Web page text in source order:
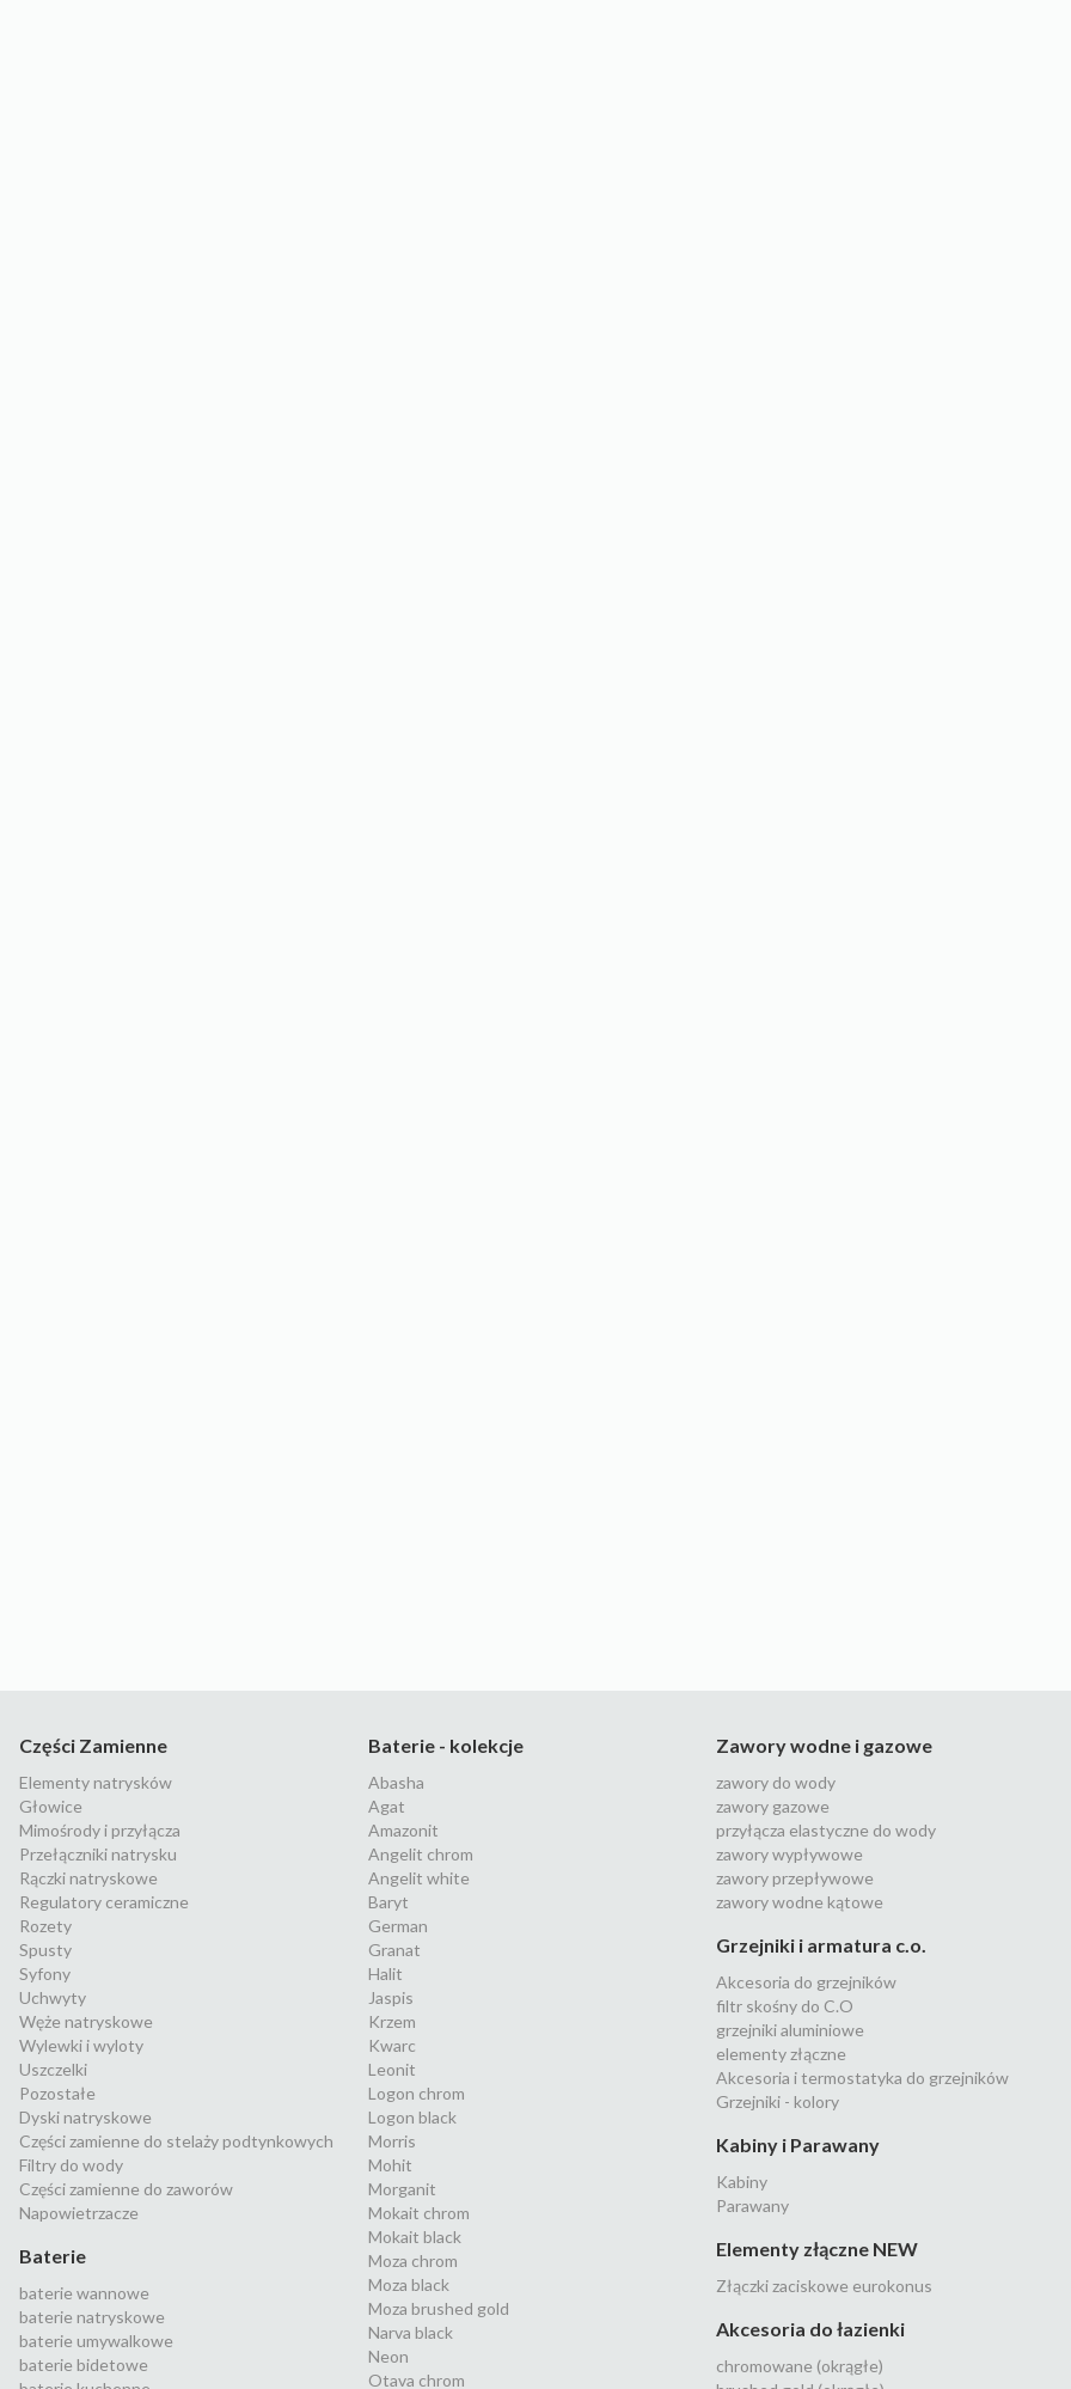
Części Zamienne
Elementy natrysków
Głowice
Mimośrody i przyłącza
Przełączniki natrysku
Rączki natryskowe
Regulatory ceramiczne
Rozety
Spusty
Syfony
Uchwyty
Węże natryskowe
Wylewki i wyloty
Uszczelki
Pozostałe
Dyski natryskowe
Części zamienne do stelaży podtynkowych
Filtry do wody
Części zamienne do zaworów
Napowietrzacze
Baterie
baterie wannowe
baterie natryskowe
baterie umywalkowe
baterie bidetowe
Baterie - kolekcje
Abasha
Agat
Amazonit
Angelit chrom
Angelit white
Baryt
German
Granat
Halit
Jaspis
Krzem
Kwarc
Leonit
Logon chrom
Logon black
Morris
Mohit
Morganit
Mokait chrom
Mokait black
Moza chrom
Moza black
Moza brushed gold
Narva black
Neon
Otava chrom
Zawory wodne i gazowe
zawory do wody
zawory gazowe
przyłącza elastyczne do wody
zawory wypływowe
zawory przepływowe
zawory wodne kątowe
Grzejniki i armatura c.o.
Akcesoria do grzejników
filtr skośny do C.O
grzejniki aluminiowe
elementy złączne
Akcesoria i termostatyka do grzejników
Grzejniki - kolory
Kabiny i Parawany
Kabiny
Parawany
Elementy złączne NEW
Złączki zaciskowe eurokonus
Akcesoria do łazienki
chromowane (okrągłe)